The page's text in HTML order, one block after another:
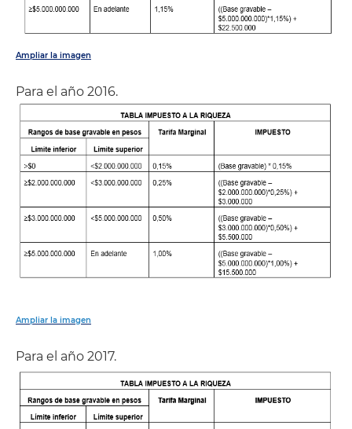
Ampliar la imagen
Para el año 2016.
Ampliar la imagen
Para el año 2017.